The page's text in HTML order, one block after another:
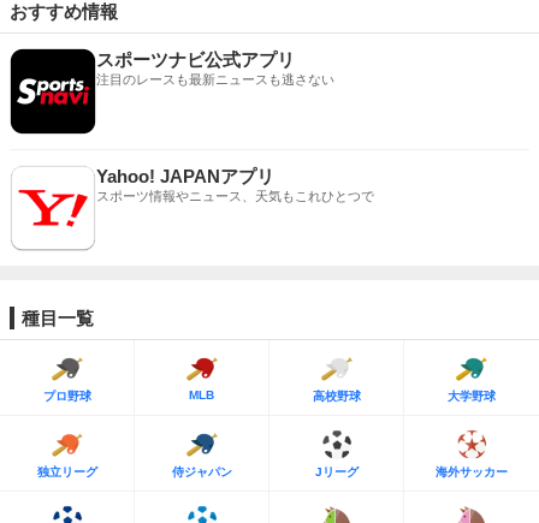
おすすめ情報
スポーツナビ公式アプリ
注目のレースも最新ニュースも逃さない
Yahoo! JAPANアプリ
スポーツ情報やニュース、天気もこれひとつで
種目一覧
プロ野球 MLB 高校野球 大学野球
独立リーグ 侍ジャパン Jリーグ 海外サッカー